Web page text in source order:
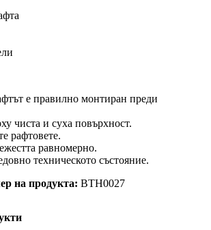
е правилно монтиран преди
чиста и суха повърхност.
рафтовете.
равномерно.
техническото състояние.
на продукта: BTH0027